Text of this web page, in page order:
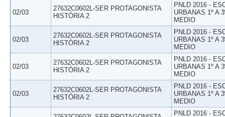
02/03
27632C0602L-SER PROTAGONISTA
HISTÓRIA 2
PNLD 2016 -
URBANAS 1º A
MEDIO
02/03
27632C0602L-SER PROTAGONISTA
HISTÓRIA 2
PNLD 2016 -
URBANAS 1º A
MEDIO
02/03
27632C0602L-SER PROTAGONISTA
HISTÓRIA 2
PNLD 2016 -
URBANAS 1º A
MEDIO
02/03
27632C0602L-SER PROTAGONISTA
HISTÓRIA 2
PNLD 2016 -
URBANAS 1º A
MEDIO
PNLD 2016 -